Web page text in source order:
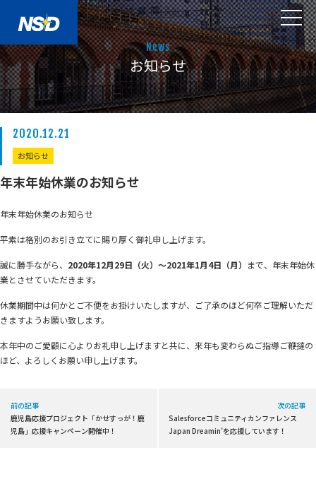
News
お知らせ
2020.12.21
お知らせ
年末年始休業のお知らせ
年末年始休業のお知らせ
平素は格別のお引き立てに賜り厚く御礼申し上げます。
誠に勝手ながら、 2020年12月29日（火）～2021年1月4日（月） まで、年末年始休
業とさせていただきます。
休業期間中は何かとご不便をお掛けいたしますが、ご了承のほど何卒ご理解いただ
きますようお願い致します。
本年中のご愛顧に心よりお礼申し上げますと共に、来年も変わらぬご指導ご鞭撻の
ほど、よろしくお願い申し上げます。
前の記事
鹿児島応援プロジェクト「かせすっが！鹿
児島」応援キャンペーン開催中！
次の記事
Salesforceコミュニティカンファレンス
Japan Dreamin’を応援しています！